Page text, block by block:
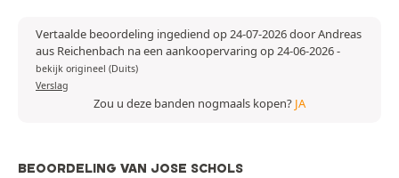
Vertaalde beoordeling ingediend op 24-07-2026 door Andreas
aus Reichenbach na een aankoopervaring op 24-06-2026-
bekijk origineel (Duits)
Verslag
Zou u deze banden nogmaals kopen? JA
BEOORDELING VAN JOSE SCHOLS